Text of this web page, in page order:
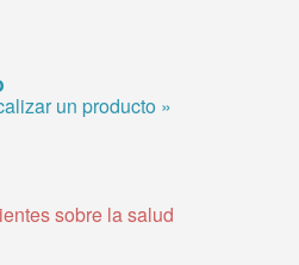
un producto »
sobre la salud